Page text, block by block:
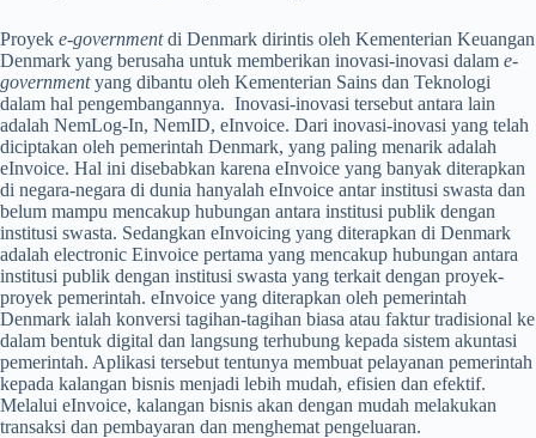
Proyek e-governmentdi Denmark dirintis oleh Kementerian Keuangan
Denmark yang berusaha untuk memberikan inovasi-inovasi dalam e-
governmentyang dibantu oleh Kementerian Sains dan Teknologi
dalam hal pengembangannya. Inovasi-inovasi tersebut antara lain
adalah NemLog-In, NemID, eInvoice. Dari inovasi-inovasi yang telah
diciptakan oleh pemerintah Denmark, yang paling menarik adalah
eInvoice. Hal ini disebabkan karena eInvoice yang banyak diterapkan
di negara-negara di dunia hanyalah eInvoice antar institusi swasta dan
belum mampu mencakup hubungan antara institusi publik dengan
institusi swasta. Sedangkan eInvoicing yang diterapkan di Denmark
adalah electronic Einvoice pertama yang mencakup hubungan antara
institusi publik dengan institusi swasta yang terkait dengan proyek-
proyek pemerintah. eInvoice yang diterapkan oleh pemerintah
Denmark ialah konversi tagihan-tagihan biasa atau faktur tradisional ke
dalam bentuk digital dan langsung terhubung kepada sistem akuntasi
pemerintah. Aplikasi tersebut tentunya membuat pelayanan pemerintah
kepada kalangan bisnis menjadi lebih mudah, efisien dan efektif.
Melalui eInvoice, kalangan bisnis akan dengan mudah melakukan
transaksi dan pembayaran dan menghemat pengeluaran.